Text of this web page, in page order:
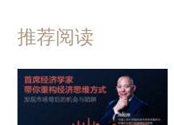
推荐阅读